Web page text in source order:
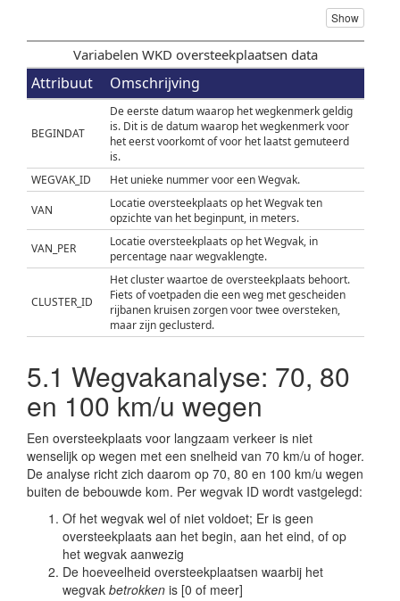
Show
Variabelen WKD oversteekplaatsen data
Attribuut Omschrijving
BEGINDAT
De eerste datum waarop het wegkenmerk geldig
is. Dit is de datum waarop het wegkenmerk voor
het eerst voorkomt of voor het laatst gemuteerd
is.
WEGVAK_ID
Het unieke nummer voor een Wegvak.
VAN
Locatie oversteekplaats op het Wegvak ten
opzichte van het beginpunt, in meters.
VAN_PER
Locatie oversteekplaats op het Wegvak, in
percentage naar wegvaklengte.
CLUSTER_ID
Het cluster waartoe de oversteekplaats behoort.
Fiets of voetpaden die een weg met gescheiden
rijbanen kruisen zorgen voor twee oversteken,
maar zijn geclusterd.
AANTAL
Het aantal oversteekplaatsen in het cluster.
NWB_NODE
Het NWB knoopnummer, indien sprake van een
oversteekplaats op basis van het NWB.
SNELHEID
De hoogste maximum snelheid op het wegvak, uit
het NWB.
WVKID_LST
De WEGVAK_ID's van alle betrokken wegvakken
bij de betreffende knoop van de oversteekplaats.
De bron op basis waarvan de oversteekplaats is
bepaald. NWB, TOP10NL, routedatabank, of
verkeersbordenbestand.
GESCH_RIJB
Of er sprake is op een oversteekplaats van
gescheide rijbanen, als ja/nee.
5.1 Wegvakanalyse: 70, 80
en 100 km/u wegen
Een oversteekplaats voor langzaam verkeer is niet
wenselijk op wegen met een snelheid van 70 km/u of hoger.
De analyse richt zich daarom op 70, 80 en 100 km/u wegen
buiten de bebouwde kom. Per wegvak ID wordt vastgelegd:
Of het wegvak wel of niet voldoet; Er is geen
oversteekplaats aan het begin, aan het eind, of op
het wegvak aanwezig
De hoeveelheid oversteekplaatsen waarbij het
wegvak betrokken is [0 of meer]